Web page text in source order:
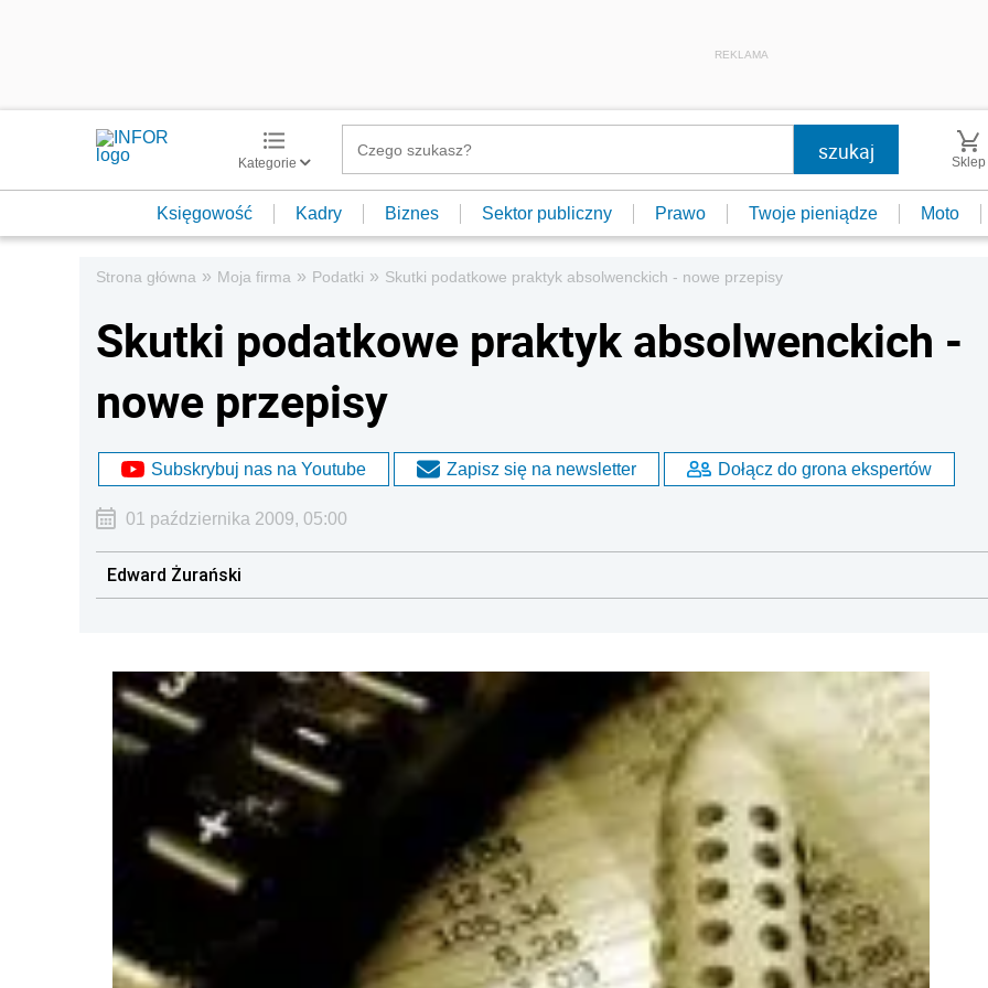
REKLAMA
Kategorie Sklep
Księgowość Kadry Biznes Sektor publiczny Prawo Twoje pieniądze Moto
Strona główna » Moja firma » Podatki » Skutki podatkowe praktyk absolwenckich - nowe przepisy
Skutki podatkowe praktyk absolwenckich -
nowe przepisy
Subskrybuj nas na Youtube Zapisz się na newsletter Dołącz do grona ekspertów
01 października 2009, 05:00
Edward Żurański